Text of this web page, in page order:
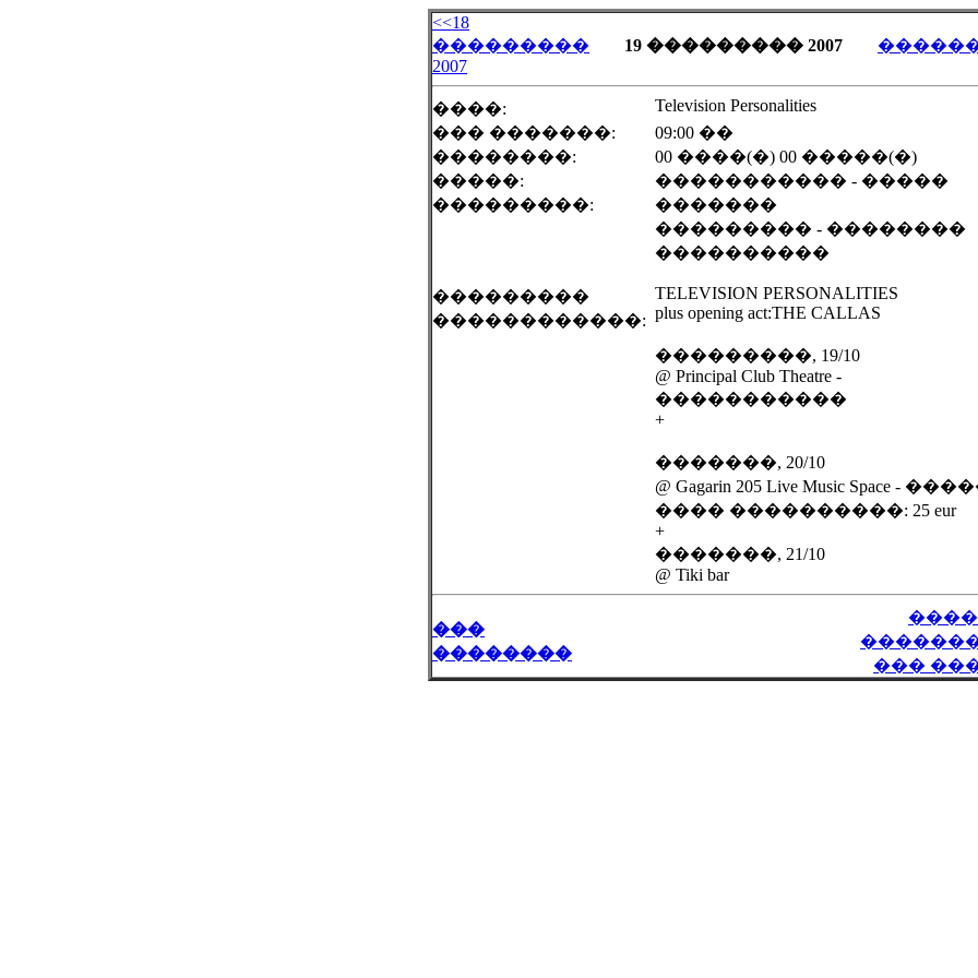
<<18
���������
2007
19 ��������� 2007
����:
Television Personalities
��� �������:
09:00 ��
��������:
00 ����(�) 00 �����(�)
�����:
����������� - �����
���������:
�������
��������� - ��������
����������
���������
������������:
TELEVISION PERSONALITIES
plus opening act:THE CALLAS
���������, 19/10
@ Principal Club Theatre -
�����������
+
�������, 20/10
@ Gagarin 205 Live Music Space -
���� ����������: 25 eur
+
�������, 21/10
@ Tiki bar
���
��������
���